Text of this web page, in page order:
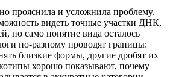
прояснила и усложнила проблему.
видеть точные участки ДНК,
но само понятие вида осталось
по-разному проводят границы:
близкие формы, другие дробят их
хорошо показывают, почему